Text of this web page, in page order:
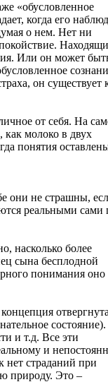
«обусловленное
когда его
о нем. Нет ни
Или он может
он существует
от себя. На
молоко в двух
понятия
они не страшны,
реальными сами
насколько более
сына бесплодной
понимания оно
и т.д. Все эти
и
нет страданий при
природу. Это –